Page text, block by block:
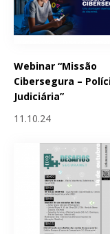
Webinar “Missão
Cibersegura –
Judiciária”
11.10.24